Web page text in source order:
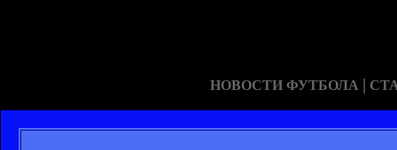
НОВОСТИ ФУТБОЛА |